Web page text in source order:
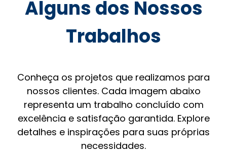
Alguns dos Nossos
Trabalhos
Conheça os projetos que realizamos para
nossos clientes. Cada imagem abaixo
representa um trabalho concluído com
excelência e satisfação garantida. Explore
detalhes e inspirações para suas próprias
necessidades.